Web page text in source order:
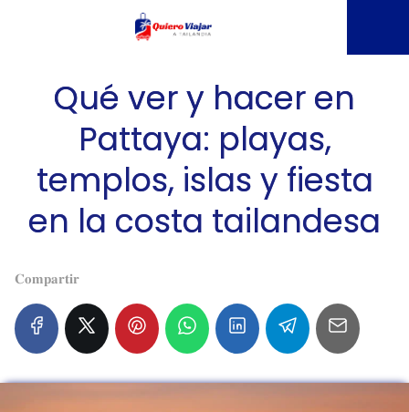
Qué ver y hacer en
Pattaya: playas,
templos, islas y fiesta
en la costa tailandesa
𝐂𝐨𝐦𝐩𝐚𝐫𝐭𝐢𝐫